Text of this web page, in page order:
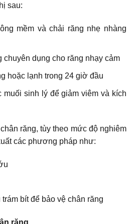
sau:
mềm và chải răng nhẹ nhàng
chuyên dụng cho răng nhạy cảm
hoặc lạnh trong 24 giờ đầu
sinh lý để giảm viêm và kích
răng, tùy theo mức độ nghiêm
các phương pháp như:
bít để bảo vệ chân răng